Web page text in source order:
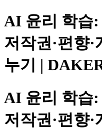
AI 윤리 학습:
저작권·편향
누기 |
AI 윤리 학습:
저작권·편향